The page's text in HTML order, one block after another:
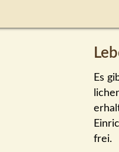
Es
frei.